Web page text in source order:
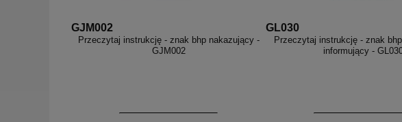
GJM002
Przeczytaj instrukcję - znak bhp nakazujący -
GJM002
GL030
Przeczytaj instrukcję - znak
informujący -